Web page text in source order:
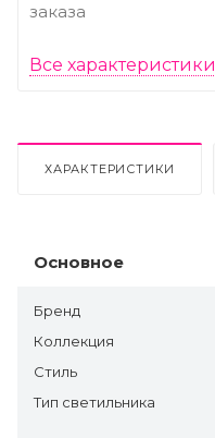
заказа
Все характеристики
ХАРАКТЕРИСТИКИ
Основное
Бренд
Коллекция
Стиль
Тип светильника